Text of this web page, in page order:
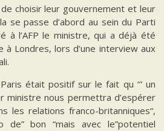
de choisir leur gouvernement et leur
se passe d’abord au sein du Parti
à l’AFP le ministre, qui a déjà été
à Londres, lors d’une interview aux
était positif sur le fait qu ‘” un
ministre nous permettra d’espérer
les relations franco-britanniques“,
bon “mais avec le”potentiel